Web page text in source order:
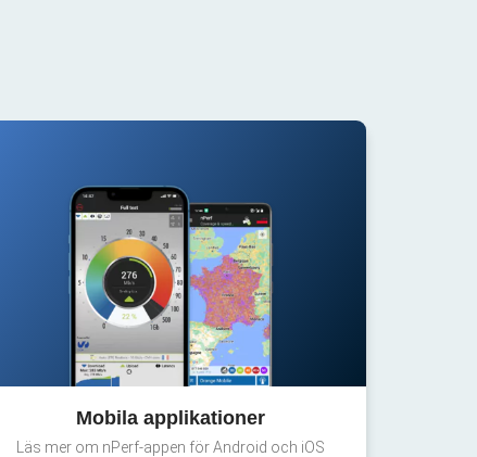
Mobila applikationer
Läs mer om nPerf-appen för Android och iOS